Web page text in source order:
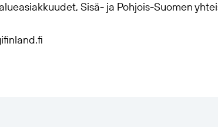
Sisä- ja Pohjois-Suomen